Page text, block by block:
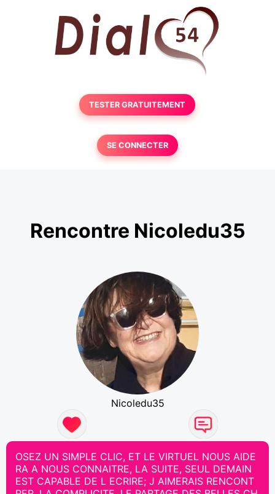
TESTER GRATUITEMENT
SE CONNECTER
Rencontre Nicoledu35
Nicoledu35
OSEZ UN SIMPLE CLIC, ET LE VIRTUEL NOUS AIDE
RA A NOUS CONNAITRE, LA SUITE, SEUL DEMAIN
EST CAPABLE DE L ECRIRE; J AIMERAIS RENCONT